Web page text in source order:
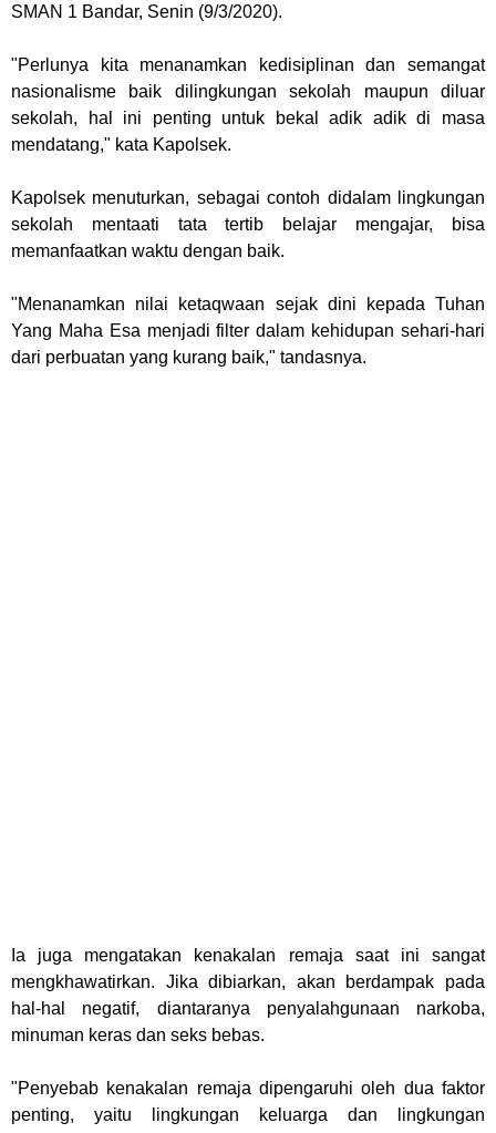
SMAN 1 Bandar, Senin (9/3/2020).
"Perlunya kita menanamkan kedisiplinan dan semangat
nasionalisme baik dilingkungan sekolah maupun diluar
sekolah, hal ini penting untuk bekal adik adik di masa
mendatang," kata Kapolsek.
Kapolsek menuturkan, sebagai contoh didalam lingkungan
sekolah mentaati tata tertib belajar mengajar, bisa
memanfaatkan waktu dengan baik.
"Menanamkan nilai ketaqwaan sejak dini kepada Tuhan
Yang Maha Esa menjadi filter dalam kehidupan sehari-hari
dari perbuatan yang kurang baik," tandasnya.
Ia juga mengatakan kenakalan remaja saat ini sangat
mengkhawatirkan. Jika dibiarkan, akan berdampak pada
hal-hal negatif, diantaranya penyalahgunaan narkoba,
minuman keras dan seks bebas.
"Penyebab kenakalan remaja dipengaruhi oleh dua faktor
penting, yaitu lingkungan keluarga dan lingkungan